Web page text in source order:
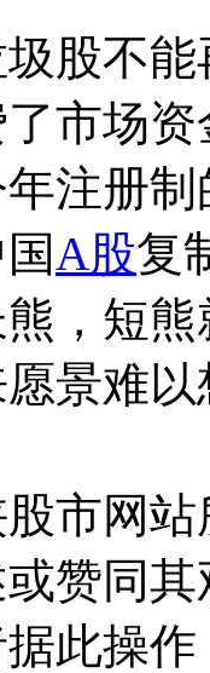
股不
市场
注册
A股复
，短
景难
市网
赞同
此操